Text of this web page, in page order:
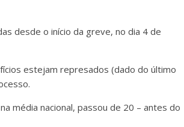
desde o início da greve, no dia 4 de
estejam represados (dado do último
média nacional, passou de 20 – antes do